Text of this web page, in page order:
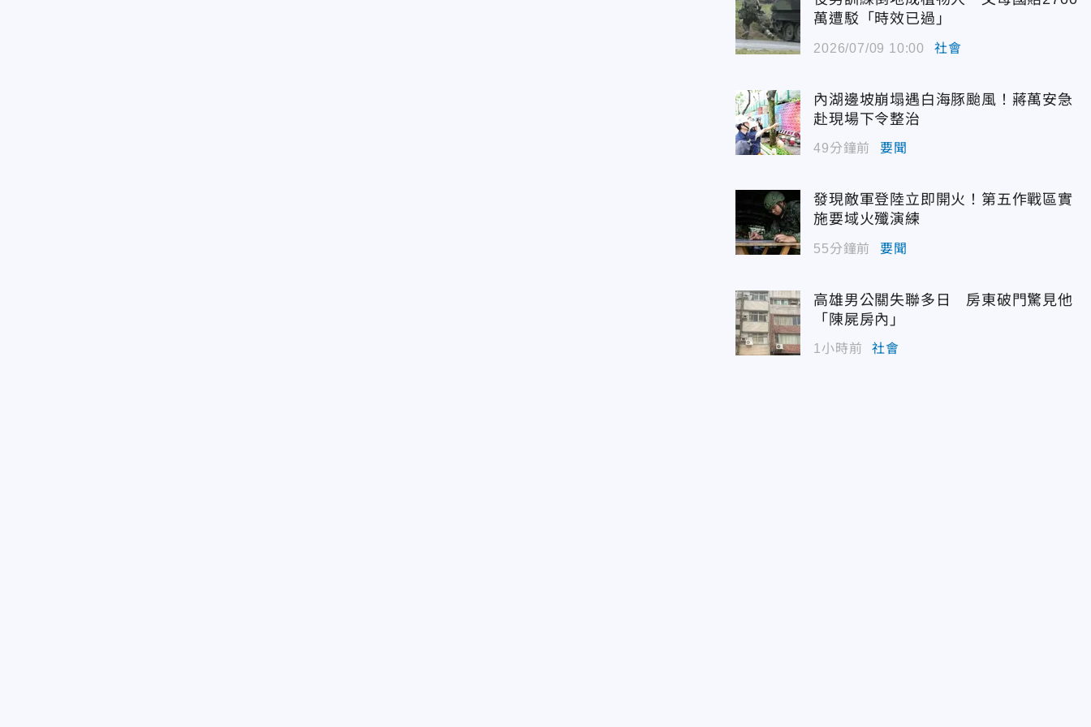
萬遭駁「時效已過」
2026/07/09 10:00 社會
內湖邊坡崩塌遇白海豚颱風！蔣萬安急
赴現場下令整治
49分鐘前 要聞
發現敵軍登陸立即開火！第五作戰區實
施要域火殲演練
55分鐘前 要聞
高雄男公關失聯多日 房東破門驚見他
「陳屍房內」
1小時前 社會